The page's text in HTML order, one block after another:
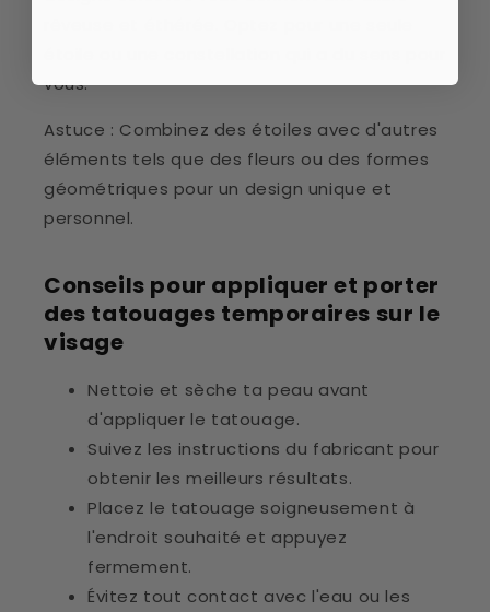
vous.
Astuce : Combinez des étoiles avec d'autres
éléments tels que des fleurs ou des formes
géométriques pour un design unique et
personnel.
Conseils pour appliquer et porter
des tatouages temporaires sur le
visage
Nettoie et sèche ta peau avant
d'appliquer le tatouage.
Suivez les instructions du fabricant pour
obtenir les meilleurs résultats.
Placez le tatouage soigneusement à
l'endroit souhaité et appuyez
fermement.
Évitez tout contact avec l'eau ou les